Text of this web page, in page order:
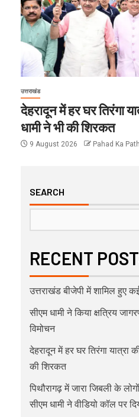
उत्तराखंड
देहरादून में हर घर तिरंगा
धामी ने भी की शिरकत
9 August 2026 Pahad Ka
SEARCH
RECENT
उत्तराखंड बीजेपी में शामिल हुए
सीएम धामी ने किया क्षत्रिय
विमोचन
देहरादून में हर घर तिरंगा यात्रा
की शिरकत
पिथौरागढ़ में जारा जिबली के
सीएम धामी ने वीडियो कॉल पर